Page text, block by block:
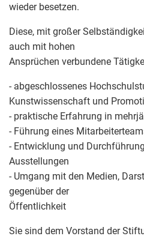
wieder besetzen.
Diese, mit großer
auch mit hohen
Ansprüchen verbundene
- abgeschlossenes
Kunstwissenschaft und
- praktische Erfahrung in
- Führung eines
- Entwicklung und
Ausstellungen
- Umgang mit den Medien,
gegenüber der
Öffentlichkeit
Sie sind dem Vorstand der